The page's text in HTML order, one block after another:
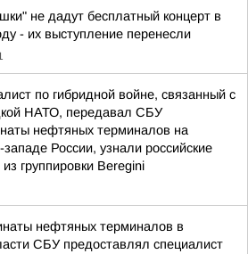
не дадут бесплатный концерт в
- их выступление перенесли
по гибридной войне, связанный с
НАТО, передавал СБУ
нефтяных терминалов на
западе России, узнали российские
группировки Beregini
нефтяных терминалов в
СБУ предоставлял специалист